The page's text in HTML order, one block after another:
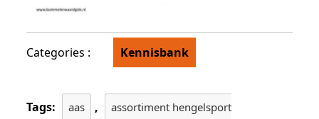
Categories : Kennisbank
Tags: aas , assortiment hengelsport